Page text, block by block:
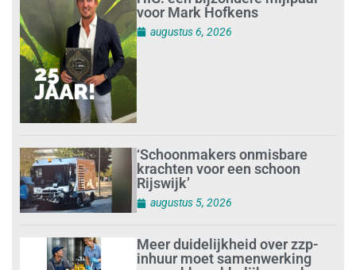
voor Mark Hofkens
augustus 6, 2026
‘Schoonmakers onmisbare
krachten voor een schoon
Rijswijk’
augustus 5, 2026
Meer duidelijkheid over zzp-
inhuur moet samenwerking